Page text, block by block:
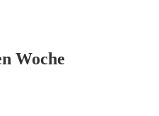
Woche